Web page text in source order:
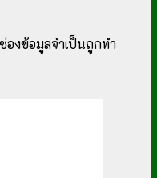
ช่องข้อมูลจำเป็นถูกทำ